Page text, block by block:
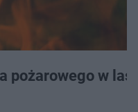
pożarowego w